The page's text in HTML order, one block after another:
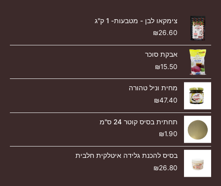
צימקאו לבן - מטבעות- 1 ק"ג
₪26.60
אבקת סוכר
₪15.50
מחית וניל טהורה
₪47.40
תחתית בסיס קוטר 24 ס"מ
₪1.90
בסיס להכנת גלידה איטלקית חלבית
₪26.80